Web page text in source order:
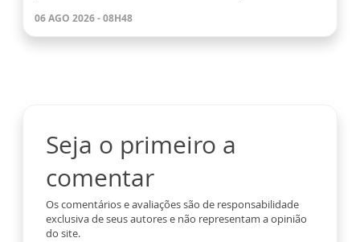
06 AGO 2026 - 08H48
Seja o primeiro a
comentar
Os comentários e avaliações são de responsabilidade
exclusiva de seus autores e não representam a opinião
do site.